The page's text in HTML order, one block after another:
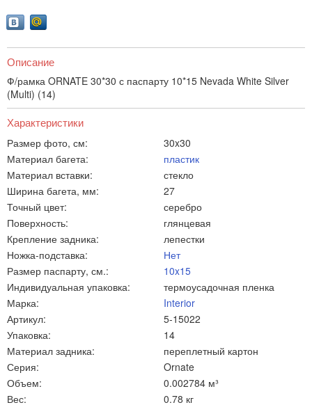
Описание
Ф/рамка ORNATE 30*30 с паспарту 10*15 Nevada White Silver
(Multi) (14)
Характеристики
Размер фото, см:
30x30
Материал багета:
пластик
Материал вставки:
стекло
Ширина багета, мм:
27
Точный цвет:
серебро
Поверхность:
глянцевая
Крепление задника:
лепестки
Ножка-подставка:
Нет
Размер паспарту, см.:
10x15
Индивидуальная упаковка:
термоусадочная пленка
Марка:
Interior
Артикул:
5-15022
Упаковка:
14
Материал задника:
переплетный картон
Серия:
Ornate
Объем:
0.002784 м³
Вес:
0.78 кг